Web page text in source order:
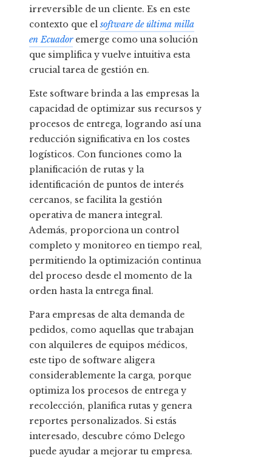
irreversible de un cliente. Es en este
contexto que elsoftware de última milla
en Ecuadoremerge como una solución
que simplifica y vuelve intuitiva esta
crucial tarea de gestión en.
Este software brinda a las empresas la
capacidad de optimizar sus recursos y
procesos de entrega, logrando así una
reducción significativa en los costes
logísticos. Con funciones como la
planificación de rutas y la
identificación de puntos de interés
cercanos, se facilita la gestión
operativa de manera integral.
Además, proporciona un control
completo y monitoreo en tiempo real,
permitiendo la optimización continua
del proceso desde el momento de la
orden hasta la entrega final.
Para empresas de alta demanda de
pedidos, como aquellas que trabajan
con alquileres de equipos médicos,
este tipo de software aligera
considerablemente la carga, porque
optimiza los procesos de entrega y
recolección, planifica rutas y genera
reportes personalizados. Si estás
interesado, descubre cómo Delego
puede ayudar a mejorar tu empresa.